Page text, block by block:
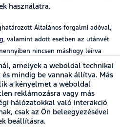
használatra.
Általános forgalmi adóval,
, valamint adott esetben az utánvét
nincsen máshogy leírva
amelyek a weboldal technikai
és mindig be vannak állítva. Más
a kényelmet a weboldal
reklámozásra vagy más
hálózatokkal való interakció
csak az Ön beleegyezésével
beállításra.